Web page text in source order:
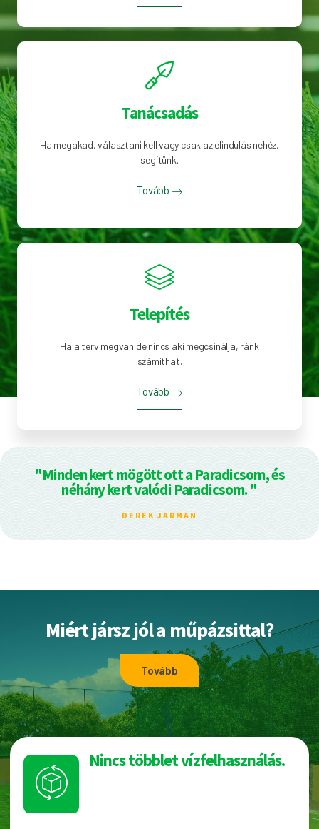
Tanácsadás
Ha megakad, választani kell vagy csak az elindulás nehéz,
segítünk.
Tovább
Telepítés
Ha a terv megvan de nincs aki megcsinálja, ránk
számíthat.
Tovább
"Minden kert mögött ott a Paradicsom, és
néhány kert valódi Paradicsom. "
DEREK JARMAN
Miért jársz jól a műpázsittal?
Tovább
Nincs többlet vízfelhasználás.